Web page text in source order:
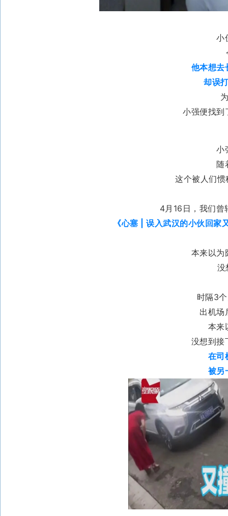
小
他本想去
却误
小强便找到
小
随
这个被人们惯
4月16日，我们曾
《心塞 | 误入武汉的小伙回家
本来以为
没
时隔3
出机场
本来
没想到接
在司
被另